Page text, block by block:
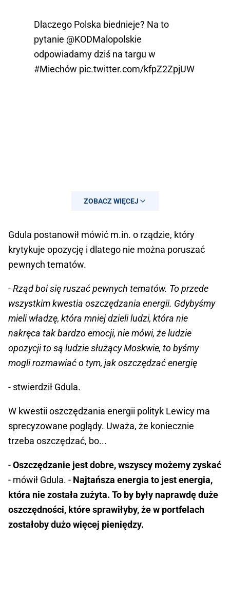
Dlaczego Polska biednieje? Na to
pytanie @KODMalopolskie
odpowiadamy dziś na targu w
#Miechów pic.twitter.com/kfpZ2ZpjUW
— Maciej Gdula (@m_gdula)
September
ZOBACZ WIĘCEJ
Gdula postanowił mówić m.in. o rządzie, który
krytykuje opozycję i dlatego nie można poruszać
pewnych tematów.
- Rząd boi się ruszać pewnych tematów. To przede
wszystkim kwestia oszczędzania energii. Gdybyśmy
mieli władzę, która mniej dzieli ludzi, która nie
nakręca tak bardzo emocji, nie mówi, że ludzie
opozycji to są ludzie służący Moskwie, to byśmy
mogli rozmawiać o tym, jak oszczędzać energię
- stwierdził Gdula.
W kwestii oszczędzania energii polityk Lewicy ma
sprecyzowane poglądy. Uważa, że koniecznie
trzeba oszczędzać, bo...
-Oszczędzanie jest dobre, wszyscy możemy zyskać
- mówił Gdula. - Najtańsza energia to jest energia,
która nie została zużyta. To by były naprawdę duże
oszczędności, które sprawiłyby, że w portfelach
zostałoby dużo więcej pieniędzy.